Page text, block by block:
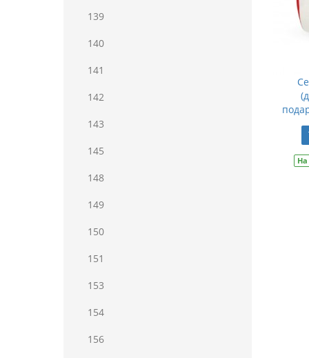
139
140
141
142
143
145
148
149
150
151
153
154
156